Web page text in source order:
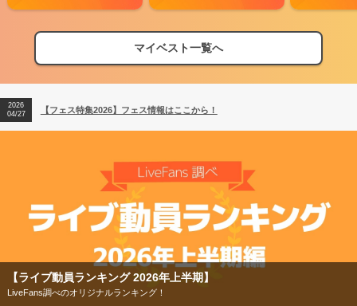
マイベスト一覧へ
【フェス特集2026】フェス情報はここから！
【ライブ動員ランキング】2026年上半期編発表！
2026
04/27
【フェス特集2026】フェス情報はここから！
2026
【ライブ動員ランキング 2026年上半期】
LiveFans調べのオリジナルランキング！